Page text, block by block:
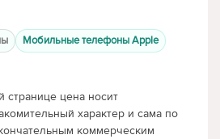
Мобильные телефоны Apple
странице цена носит
характер и сама по
коммерческим